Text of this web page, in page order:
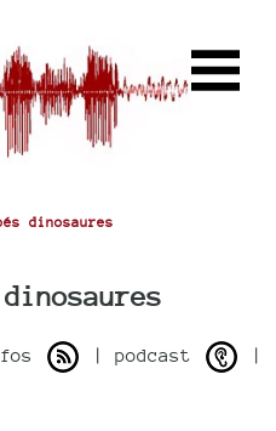
dinosaures
| podcast
|